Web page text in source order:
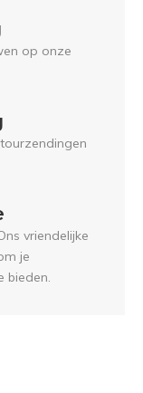
op onze
vriendelijke
je
bieden.